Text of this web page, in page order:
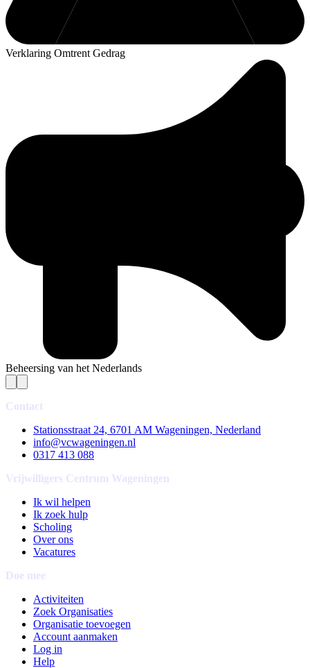
Verklaring Omtrent Gedrag
Beheersing van het Nederlands
Contact
Stationsstraat 24, 6701 AM Wageningen, Nederland
info@vcwageningen.nl
0317 413 088
Vrijwilligers Centrum Wageningen
Ik wil helpen
Ik zoek hulp
Scholing
Over ons
Vacatures
Doe mee
Activiteiten
Zoek Organisaties
Organisatie toevoegen
Account aanmaken
Log in
Help